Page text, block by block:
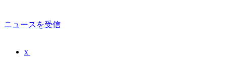
ニュースを受信
x